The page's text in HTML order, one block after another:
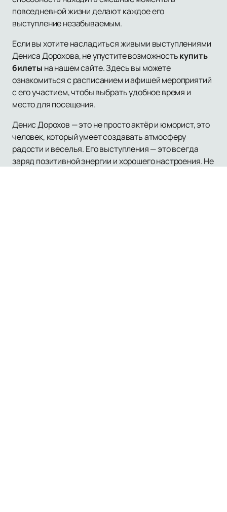
повседневной жизни делают каждое его
выступление незабываемым.
Если вы хотите насладиться живыми выступлениями
Дениса Дорохова, не упустите возможностькупить
билеты на нашем сайте. Здесь вы можете
ознакомиться с расписанием и афишей мероприятий
с его участием, чтобы выбрать удобное время и
место для посещения.
Денис Дорохов — это не просто актёр и юморист, это
человек, который умеет создавать атмосферу
радости и веселья. Его выступления — это всегда
заряд позитивной энергии и хорошего настроения. Не